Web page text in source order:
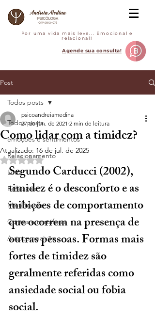
Por uma vida mais leve... Emocional e
relacional!
Agende sua consulta!
Post
Todos posts
emoções e sentimentos
Relacionamento
Luto
Reflexões
Mindfulness
Contos e metáforas
Autocompaixão
Todos posts
Como lidar com a timidez?
psicoandreiamedina
27 de jun. de 2021 2 min de leitura
Atualizado: 16 de jul. de 2025
Avaliado com NaN de 5 estrelas.
Segundo Carducci (2002),
timidez é o desconforto e as
inibições de comportamento
que ocorrem na presença de
outras pessoas. Formas mais
fortes de timidez são
geralmente referidas como
ansiedade social ou fobia
social.